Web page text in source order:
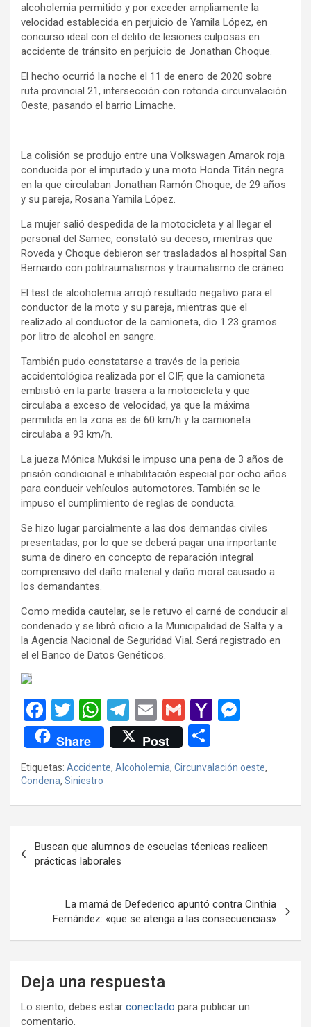
alcoholemia permitido y por exceder ampliamente la
velocidad establecida en perjuicio de Yamila López, en
concurso ideal con el delito de lesiones culposas en
accidente de tránsito en perjuicio de Jonathan Choque.
El hecho ocurrió la noche el 11 de enero de 2020 sobre
ruta provincial 21, intersección con rotonda circunvalación
Oeste, pasando el barrio Limache.
La colisión se produjo entre una Volkswagen Amarok roja
conducida por el imputado y una moto Honda Titán negra
en la que circulaban Jonathan Ramón Choque, de 29 años
y su pareja, Rosana Yamila López.
La mujer salió despedida de la motocicleta y al llegar el
personal del Samec, constató su deceso, mientras que
Roveda y Choque debieron ser trasladados al hospital San
Bernardo con politraumatismos y traumatismo de cráneo.
El test de alcoholemia arrojó resultado negativo para el
conductor de la moto y su pareja, mientras que el
realizado al conductor de la camioneta, dio 1.23 gramos
por litro de alcohol en sangre.
También pudo constatarse a través de la pericia
accidentológica realizada por el CIF, que la camioneta
embistió en la parte trasera a la motocicleta y que
circulaba a exceso de velocidad, ya que la máxima
permitida en la zona es de 60 km/h y la camioneta
circulaba a 93 km/h.
La jueza Mónica Mukdsi le impuso una pena de 3 años de
prisión condicional e inhabilitación especial por ocho años
para conducir vehículos automotores. También se le
impuso el cumplimiento de reglas de conducta.
Se hizo lugar parcialmente a las dos demandas civiles
presentadas, por lo que se deberá pagar una importante
suma de dinero en concepto de reparación integral
comprensivo del daño material y daño moral causado a
los demandantes.
Como medida cautelar, se le retuvo el carné de conducir al
condenado y se libró oficio a la Municipalidad de Salta y a
la Agencia Nacional de Seguridad Vial. Será registrado en
el el Banco de Datos Genéticos.
F
a
ce
b
o
k
T
wi
tt
er
W
h
at
s
A
p
T
el
e
gr
a
E
m
ail
G
m
ail
Y
o
o
ail
n
g
Share Post
o
m
p
tir
Etiquetas: Accidente, Alcoholemia, Circunvalación oeste,
Condena, Siniestro
de
entradas
Buscan que alumnos de escuelas técnicas realicen
prácticas laborales
La mamá de Defederico apuntó contra Cinthia
Fernández: «que se atenga a las consecuencias»
Deja una respuesta
Lo siento, debes estar conectado para publicar un
comentario.